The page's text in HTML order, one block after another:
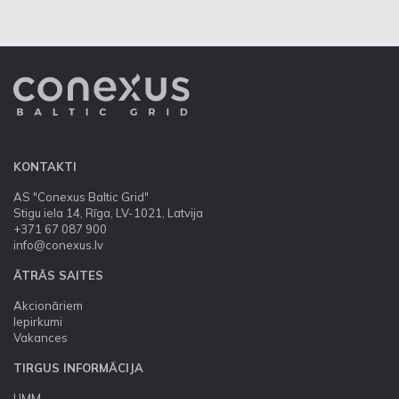
KONTAKTI
AS "Conexus Baltic Grid"
Stigu iela 14, Rīga, LV-1021, Latvija
+371 67 087 900
info@conexus.lv
ĀTRĀS SAITES
Akcionāriem
Iepirkumi
Vakances
TIRGUS INFORMĀCIJA